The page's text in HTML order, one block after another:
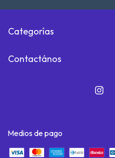
Categorías
Contactános
Medios de pago